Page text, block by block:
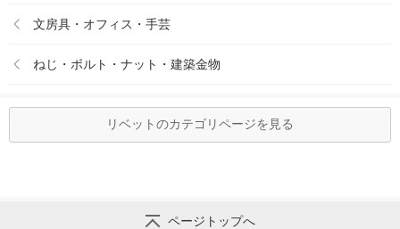
文房具・オフィス・手芸
ねじ・ボルト・ナット・建築金物
リベットのカテゴリページを見る
ページトップへ